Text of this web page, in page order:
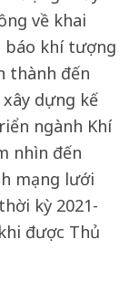
về khai
báo khí tượng
thành đến
dựng kế
ngành Khí
nhìn đến
mạng lưới
kỳ 2021-
được Thủ